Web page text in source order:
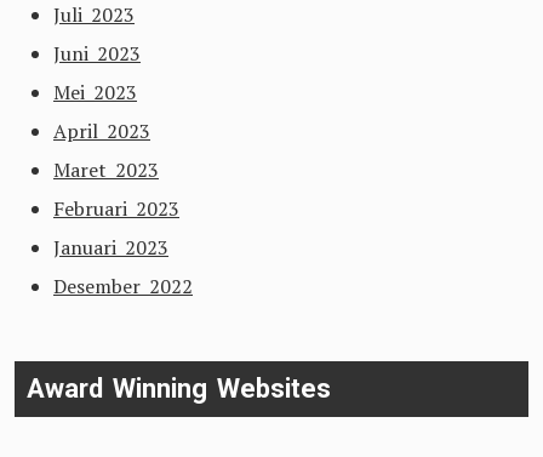
Juli 2023
Juni 2023
Mei 2023
April 2023
Maret 2023
Februari 2023
Januari 2023
Desember 2022
Award Winning Websites